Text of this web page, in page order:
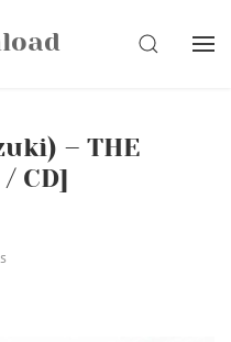
SEARCH
– THE
CD]